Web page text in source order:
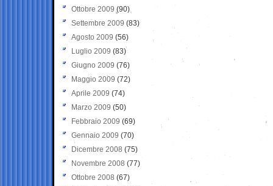
Ottobre 2009 (90)
Settembre 2009 (83)
Agosto 2009 (56)
Luglio 2009 (83)
Giugno 2009 (76)
Maggio 2009 (72)
Aprile 2009 (74)
Marzo 2009 (50)
Febbraio 2009 (69)
Gennaio 2009 (70)
Dicembre 2008 (75)
Novembre 2008 (77)
Ottobre 2008 (67)